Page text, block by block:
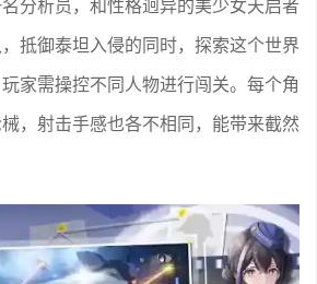
分析员，和性格迥异的美少女天启者
抵御泰坦入侵的同时，探索这个世界
家需操控不同人物进行闯关。每个角
，射击手感也各不相同，能带来截然